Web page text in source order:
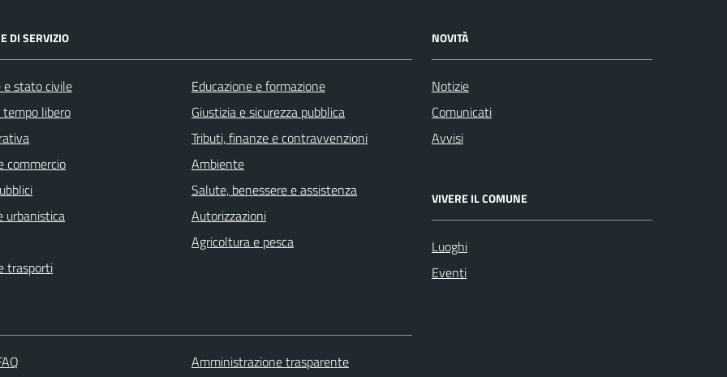
DI SERVIZIO
e stato civile
libero
commercio
urbanistica
trasporti
Educazione e formazione
Giustizia e sicurezza pubblica
Tributi, finanze e contravvenzioni
Ambiente
Salute, benessere e assistenza
Autorizzazioni
Agricoltura e pesca
NOVITÀ
Notizie
Comunicati
Avvisi
VIVERE IL COMUNE
Luoghi
Eventi
Amministrazione trasparente